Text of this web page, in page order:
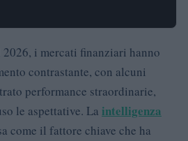
i mercati finanziari hanno
contrastante, con alcuni
performance straordinarie,
le aspettative. La intelligenza
come il fattore chiave che ha